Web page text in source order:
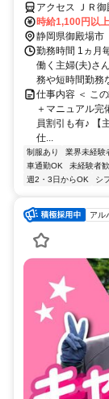
アクセス ＪＲ
歩約19分、ＪＲ
時給1,100円以上
静岡県御殿場市
勤務時間 1ヵ月
働く主婦(夫)さ
務や短時間勤務
仕事内容 ＜ こ
＋マニュアル完
員割引も有♪ 【
仕...
制服あり 業界未経験
車通勤OK
未経験者
週2・3日からOK
シ
アル